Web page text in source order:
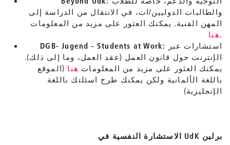
والطالبات الدوليين/ات، في الانتقال من الدراسة إلى
المهن الفنية. يمكنك العثور على مزيد من المعلومات
هنا.
DGB- Jugend - Students at Work:
الإنترنت حول قانون العمل (عقد العمل، وما إلى ذلك).
يمكنك العثور على مزيد من المعلومات هنا (الموقع
باللغة الألمانية ولكن يمكنك طرح اسئلتك باللغة
الإنجليزية)
الاستشارة النفسية في UdK برلين